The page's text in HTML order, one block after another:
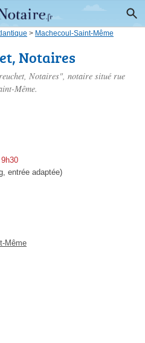
> Machecoul-Saint-Même
Notaires
Notaires", notaire situé rue
Même.
entrée adaptée)
Même